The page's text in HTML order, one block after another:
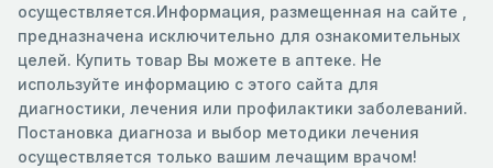
осуществляется.Информация, размещенная на сайте ,
предназначена исключительно для ознакомительных
целей. Купить товар Вы можете в аптеке. Не
используйте информацию с этого сайта для
диагностики, лечения или профилактики заболеваний.
Постановка диагноза и выбор методики лечения
осуществляется только вашим лечащим врачом!